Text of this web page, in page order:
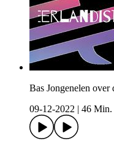
Bas Jongenelen over
09-12-2022
46 Min.